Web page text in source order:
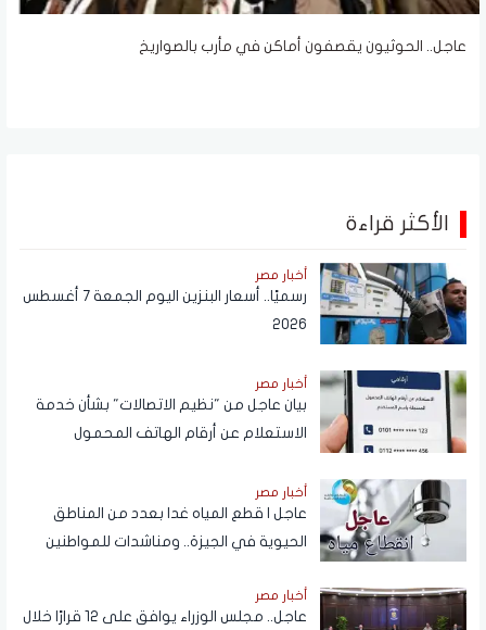
عاجل.. الحوثيون يقصفون أماكن في مأرب بالصواريخ
الأكثر قراءة
أخبار مصر
رسميًا.. أسعار البنزين اليوم الجمعة 7 أغسطس
2026
أخبار مصر
بيان عاجل من "نظيم الاتصالات" بشأن خدمة
الاستعلام عن أرقام الهاتف المحمول
NTRA
أخبار مصر
عاجل | قطع المياه غدا بعدد من المناطق
الحيوية في الجيزة.. ومناشدات للمواطنين
أخبار مصر
عاجل.. مجلس الوزراء يوافق على 12 قرارًا خلال